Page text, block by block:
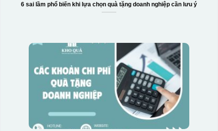
6 sai lầm phổ biến khi lựa chọn quà tặng doanh nghiệp cần lưu ý